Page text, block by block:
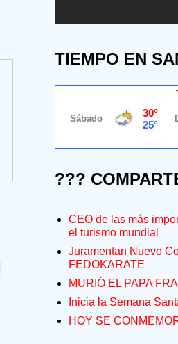
TIEMPO EN
???
CEO de las más
el turismo mundial
Juramentan Nuevo
FEDOKARATE
MURIÓ EL PAPA
Inicia la Semana
HOY SE